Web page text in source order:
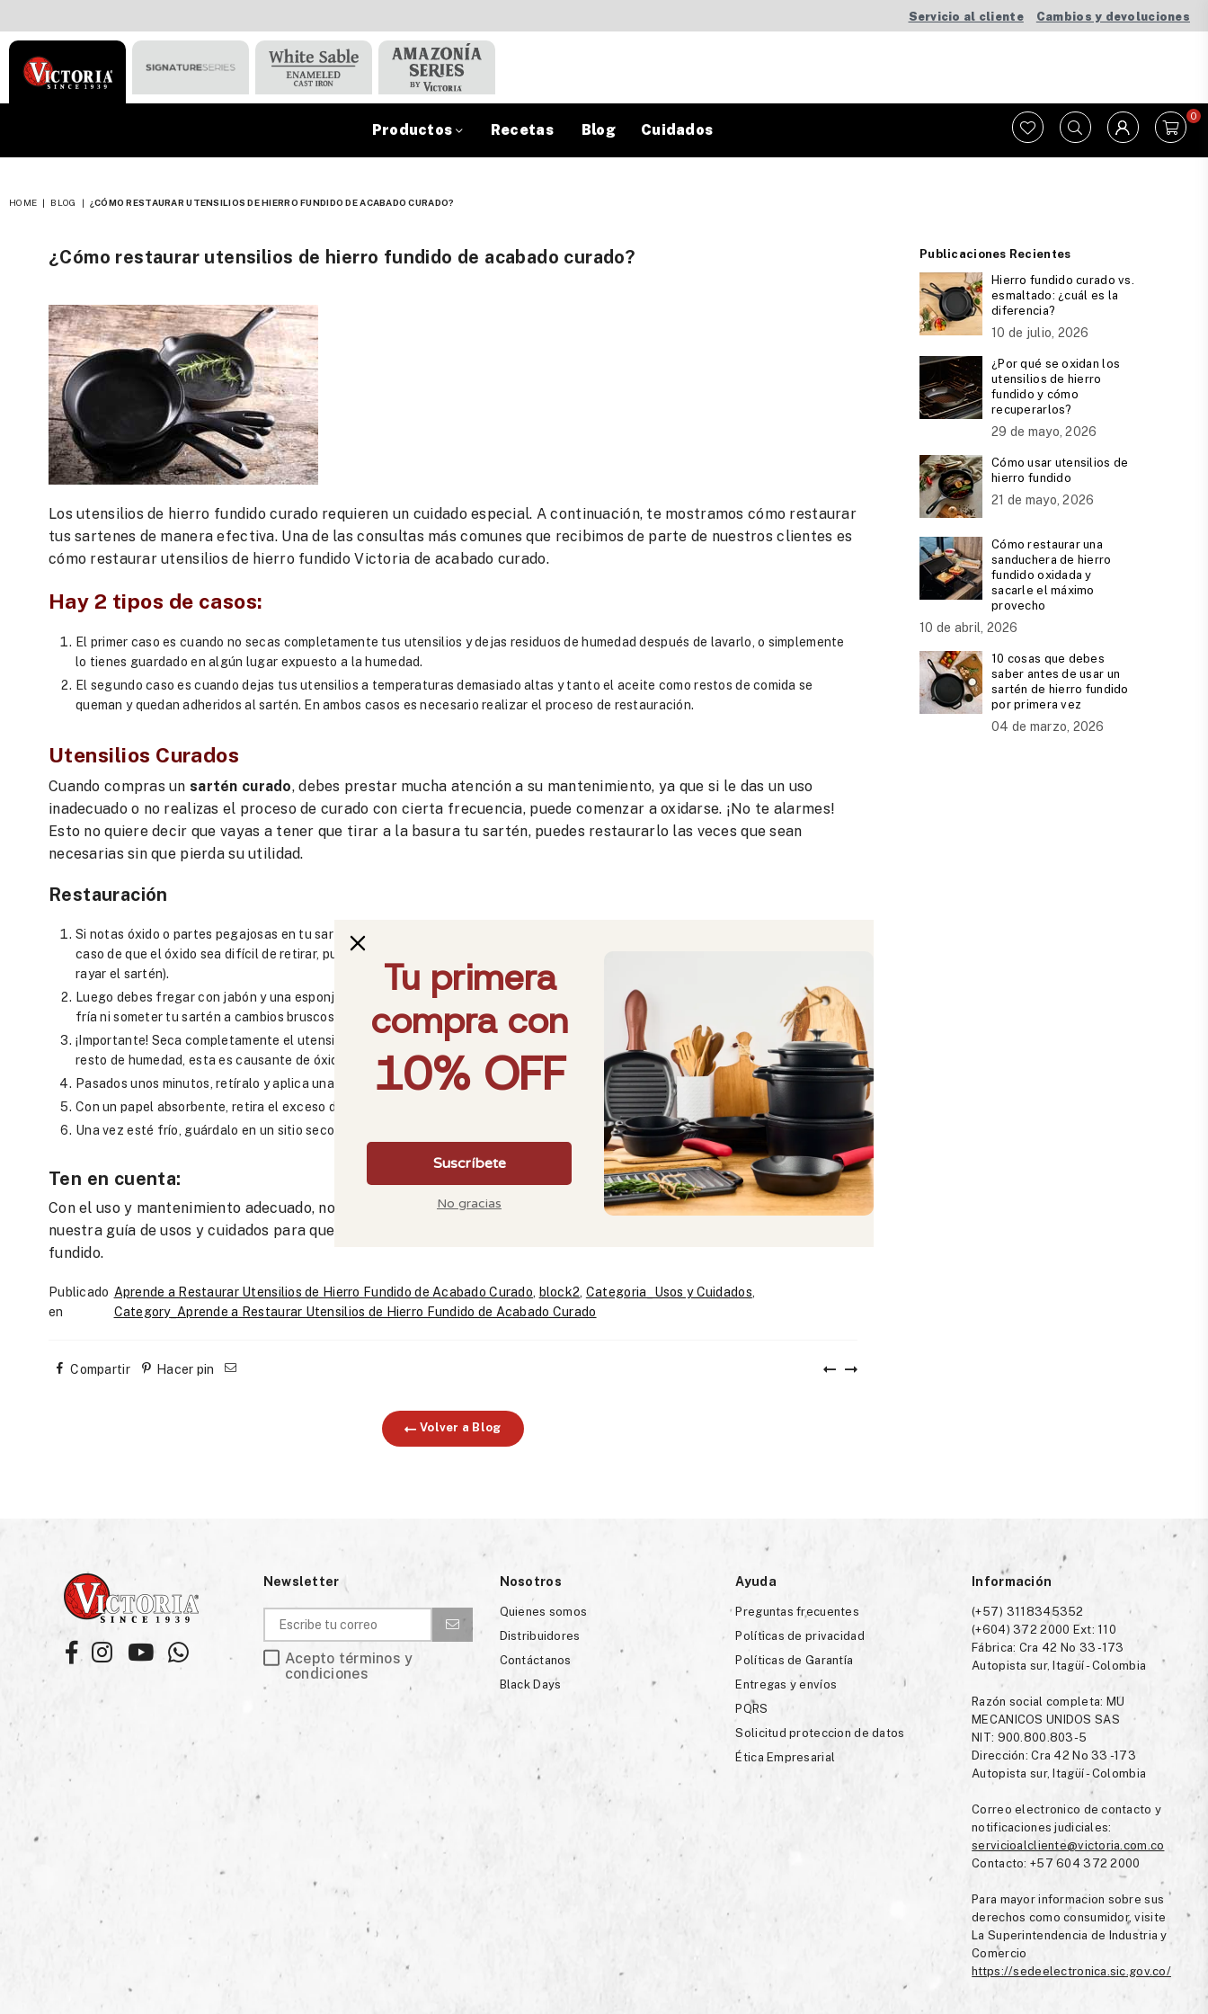
Servicio al cliente Cambios y devoluciones
VICTORIA
Productos Recetas Blog Cuidados
0
HOME | BLOG | ¿CÓMO RESTAURAR UTENSILIOS DE HIERRO FUNDIDO DE ACABADO CURADO?
¿Cómo restaurar utensilios de hierro fundido de acabado curado?
Los utensilios de hierro fundido curado requieren un cuidado especial. A continuación, te mostramos cómo restaurar
tus sartenes de manera efectiva. Una de las consultas más comunes que recibimos de parte de nuestros clientes es
cómo restaurar utensilios de hierro fundido Victoria de acabado curado.
Hay 2 tipos de casos:
El primer caso es cuando no secas completamente tus utensilios y dejas residuos de humedad después de lavarlo, o simplemente
lo tienes guardado en algún lugar expuesto a la humedad.
El segundo caso es cuando dejas tus utensilios a temperaturas demasiado altas y tanto el aceite como restos de comida se
queman y quedan adheridos al sartén. En ambos casos es necesario realizar el proceso de restauración.
Utensilios Curados
Cuando compras un sartén curado, debes prestar mucha atención a su mantenimiento, ya que si le das un uso
inadecuado o no realizas el proceso de curado con cierta frecuencia, puede comenzar a oxidarse. ¡No te alarmes!
Esto no quiere decir que vayas a tener que tirar a la basura tu sartén, puedes restaurarlo las veces que sean
necesarias sin que pierda su utilidad.
Restauración
Si notas óxido o partes pegajosas en tu sartén, lo primero que debes hacer es restregar estas partes con sal y una esponja. En
caso de que el óxido sea difícil de retirar, puedes utilizar una
rayar el sartén).
Luego debes fregar con jabón y una esponja normal de cocina y enjuagar con agua caliente. Recuerda que no debes usar agua
fría ni someter tu sartén a cambios bruscos de temperatura.
¡Importante! Seca completamente el utensilio con una toalla, o déjalo en el fogón por unos minutos hasta que elimines cualquier
resto de humedad, esta es causante de óxido y es una de las causas más comunes.
Pasados unos minutos, retíralo y aplica una fina capa de aceite vegetal por todo el sartén, si por fuera también.
Con un papel absorbente, retira el exceso de aceite y lleva al horno durante una hora aproximadamente a 200- 250°c.
Una vez esté frío, guárdalo en un sitio seco.
Ten en cuenta:
Con el uso y mantenimiento adecuado, no tendrás que realizar el proceso de restauración. Te recomendamos visitar
nuestra guía de usos y cuidados para que aprendas a mantener en perfectas condiciones tus utensilios de hierro
fundido.
Publicado
en
Aprende a Restaurar Utensilios de Hierro Fundido de Acabado Curado block2 Categoria_Usos y Cuidados
Category_Aprende a Restaurar Utensilios de Hierro Fundido de Acabado Curado
Compartir Hacer pin
Volver a Blog
Publicaciones Recientes
Hierro fundido curado vs.
esmaltado: ¿cuál es la
diferencia?
10 de julio, 2026
¿Por qué se oxidan los
utensilios de hierro
fundido y cómo
recuperarlos?
29 de mayo, 2026
Cómo usar utensilios de
hierro fundido
21 de mayo, 2026
Cómo restaurar una
sanduchera de hierro
fundido oxidada y
sacarle el máximo
provecho
10 de abril, 2026
10 cosas que debes
saber antes de usar un
sartén de hierro fundido
por primera vez
04 de marzo, 2026
FacebookInstagramYouTubeWhatsapp
Newsletter
Acepto términos y
condiciones
Nosotros
Quienes somos
Distribuidores
Contáctanos
Black Days
Ayuda
Preguntas frecuentes
Políticas de privacidad
Políticas de Garantía
Entregas y envíos
PQRS
Solicitud proteccion de datos
Ética Empresarial
Información
(+57) 3118345352
(+604) 372 2000 Ext: 110
Fábrica: Cra 42 No 33 -173
Autopista sur, Itagüí - Colombia
Razón social completa: MU
MECANICOS UNIDOS SAS
NIT: 900.800.803-5
Dirección: Cra 42 No 33 -173
Autopista sur, Itagüí - Colombia
Correo electronico de contacto y
notificaciones judiciales:
servicioalcliente@victoria.com.co
Contacto: +57 604 372 2000
Para mayor informacion sobre sus
derechos como consumidor, visite
La Superintendencia de Industria y
Comercio
https://sedeelectronica.sic.gov.co/